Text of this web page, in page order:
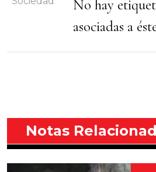
No hay
asociadas a
Notas